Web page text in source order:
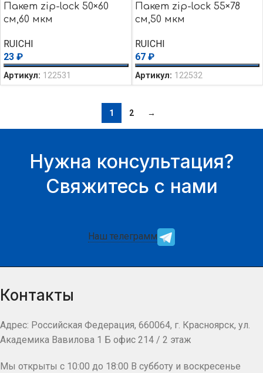
Пакет zip-lock 50×60
см,60 мкм
RUICHI
23 ₽
Артикул: 122531
Пакет zip-lock 55×78
см,50 мкм
RUICHI
67 ₽
Артикул: 122532
1 2 →
Нужна консультация?
Свяжитесь с нами
Наш телеграмм
Контакты
Адрес: Российская Федерация, 660064, г. Красноярск, ул.
Академика Вавилова 1 Б офис 214 / 2 этаж
Мы открыты с 10:00 до 18:00 В субботу и воскресенье